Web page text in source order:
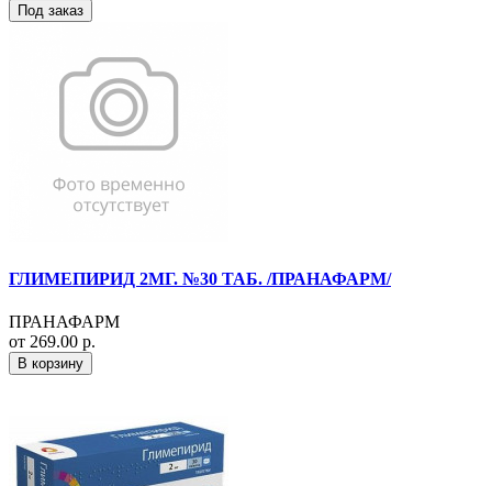
Под заказ
ГЛИМЕПИРИД 2МГ. №30 ТАБ. /ПРАНАФАРМ/
ПРАНАФАРМ
от 269.00 р.
В корзину